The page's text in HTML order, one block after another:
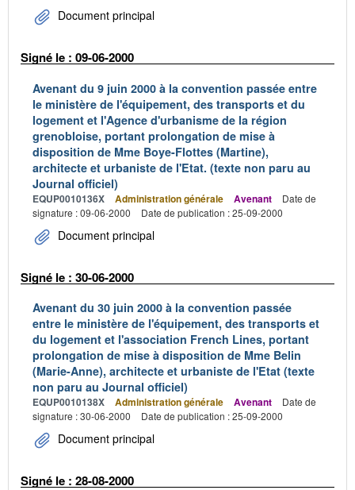
Document principal
Signé le : 09-06-2000
Avenant du 9 juin 2000 à la convention passée entre
le ministère de l'équipement, des transports et du
logement et l'Agence d'urbanisme de la région
grenobloise, portant prolongation de mise à
disposition de Mme Boye-Flottes (Martine),
architecte et urbaniste de l'Etat. (texte non paru au
Journal officiel)
EQUP0010136X Administration générale Avenant
Date de
signature : 09-06-2000
Date de publication : 25-09-2000
Document principal
Signé le : 30-06-2000
Avenant du 30 juin 2000 à la convention passée
entre le ministère de l'équipement, des transports et
du logement et l'association French Lines, portant
prolongation de mise à disposition de Mme Belin
(Marie-Anne), architecte et urbaniste de l'Etat (texte
non paru au Journal officiel)
EQUP0010138X Administration générale Avenant
Date de
signature : 30-06-2000
Date de publication : 25-09-2000
Document principal
Signé le : 28-08-2000